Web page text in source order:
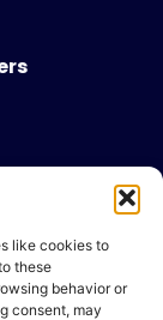
like cookies to
these
behavior or
consent, may